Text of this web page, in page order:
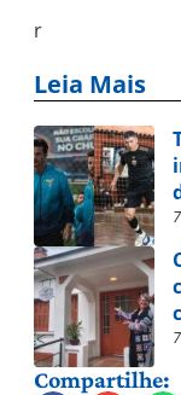
r
Leia Mais
Compartilhe: